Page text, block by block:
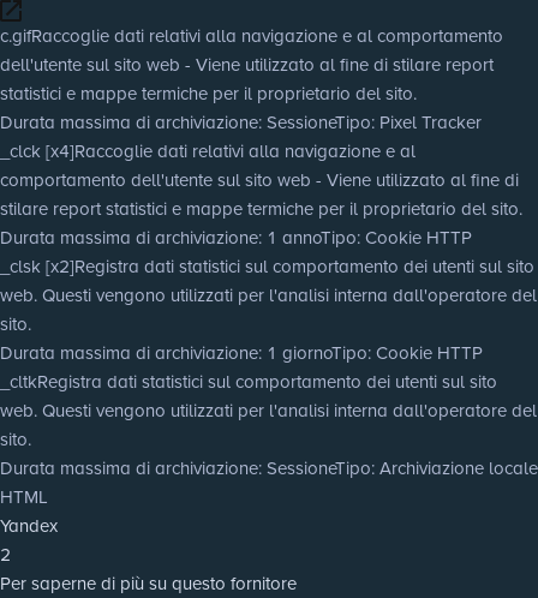
c.gifRaccoglie dati relativi alla navigazione e al comportamento
dell'utente sul sito web - Viene utilizzato al fine di stilare report
statistici e mappe termiche per il proprietario del sito.
Durata massima di archiviazione: SessioneTipo: Pixel Tracker
_clck [x4]Raccoglie dati relativi alla navigazione e al
comportamento dell'utente sul sito web - Viene utilizzato al fine di
stilare report statistici e mappe termiche per il proprietario del sito.
Durata massima di archiviazione: 1 annoTipo: Cookie HTTP
_clsk [x2]Registra dati statistici sul comportamento dei utenti sul sito
web. Questi vengono utilizzati per l'analisi interna dall'operatore del
sito.
Durata massima di archiviazione: 1 giornoTipo: Cookie HTTP
_cltkRegistra dati statistici sul comportamento dei utenti sul sito
web. Questi vengono utilizzati per l'analisi interna dall'operatore del
sito.
Durata massima di archiviazione: SessioneTipo: Archiviazione locale
HTML
Yandex
2
Per saperne di più su questo fornitore